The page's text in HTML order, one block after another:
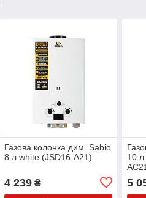
Газова колонка дим. Sabio
8 л white (JSD16-A21)
4 239₴
10
5